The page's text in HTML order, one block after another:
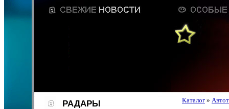
РАДАРЫ Каталог »